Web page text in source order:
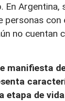
En Argentina,
personas con
no cuentan
manifiesta
etapa de